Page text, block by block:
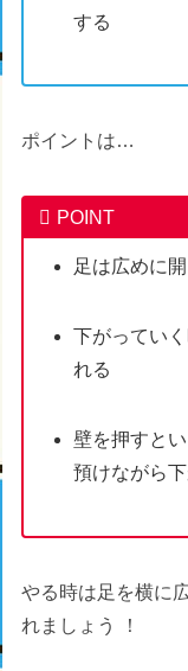
する
ポイントは…
POINT
足は広めに開
下がってい
れる
壁を押すと
預けながら
やる時は足を横に
れましょう ！